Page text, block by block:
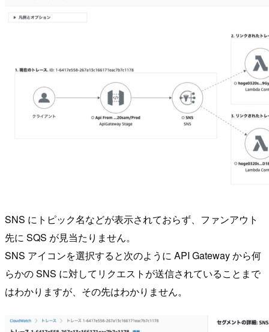
SNS にトピック名などが表示されておらず、ファンアウト
先に SQS が見当たりません。
SNS アイコンを選択すると次のように API Gateway から何
らかの SNS に対してリクエストが送信されていることまで
はわかりますが、その先はわかりません。